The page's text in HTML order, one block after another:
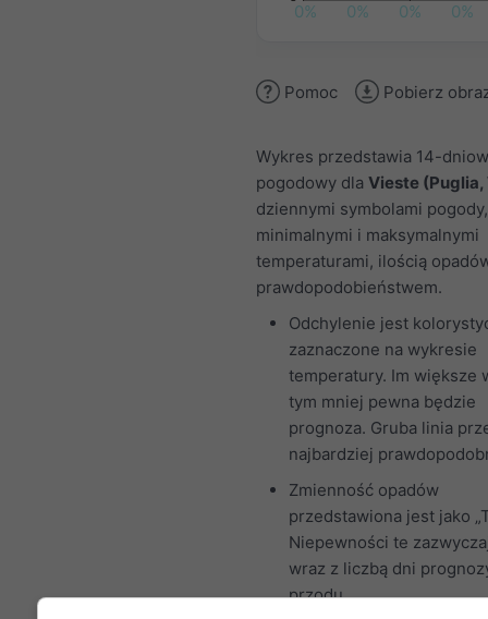
0% 0% 0% 0%
Pomoc Pobierz
Wykres przedstawia 14-
pogodowy dla Vieste (Puglia,
dziennymi symbolami pogody,
minimalnymi i maksymalnymi
temperaturami, ilością
prawdopodobieństwem.
Odchylenie jest
zaznaczone na wykresie
temperatury. Im większe
tym mniej pewna będzie
prognoza. Gruba linia
najbardziej
Zmienność opadów
przedstawiona jest jako
Niepewności te
wraz z liczbą dni
przodu.